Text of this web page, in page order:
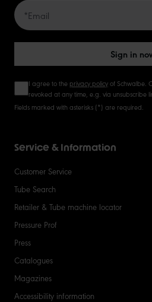
Sign in
I agree to the privacy policyof Schwalbe.
revoked at any time, e.g. via unsubscribe
Fields marked with asterisks (*) are required.
Service & Information
Customer Service
Tube Search
Retailer & Tube machine locator
Pressure Prof
Press
Catalogues
Magazines
Accessibility information